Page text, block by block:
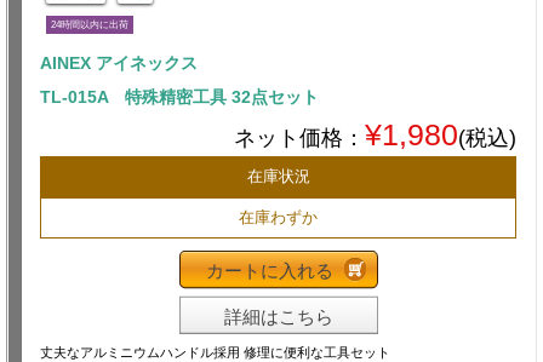
24時間以内に出荷
AINEX アイネックス
TL-015A 特殊精密工具 32点セット
ネット価格： ¥1,980(税込)
在庫状況
在庫わずか
カートに入れる
詳細はこちら
丈夫なアルミニウムハンドル採用 修理に便利な工具セット